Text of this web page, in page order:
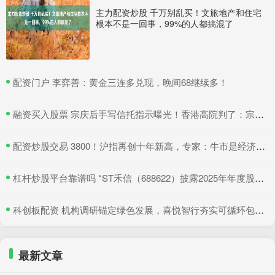
主力配资炒股 千万别乱买！文旅地产和住宅
根本不是一回事，99%的人都搞混了
​配资门户 李弈善：黄金三连多兑现，晚间68继续多！
​融资买入股票 宗庆后手写信托指示曝光！香港高院判了：宗馥莉暂不得挪动汇丰账户资产
​配资炒股交易 3800！沪指再创十年新高，专家：牛市是经济增长重要引擎
​杠杆炒股平台靠谱吗 *ST禾信（688622）披露2025年年度股东会决议公告，5月22日股价上涨3.33%
​科创板配资 机构调研锚定绿色发展，喜悦智行夯实可循环包装行业优势
最新文章